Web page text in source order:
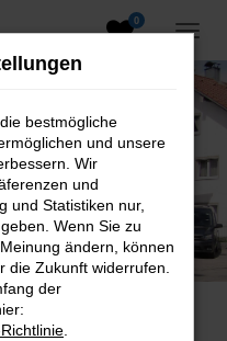
0
& Skoda
bestmögliche
und unsere
Wir
und
und Statistiken nur,
Wenn Sie zu
ändern, können
die Zukunft widerrufen.
der